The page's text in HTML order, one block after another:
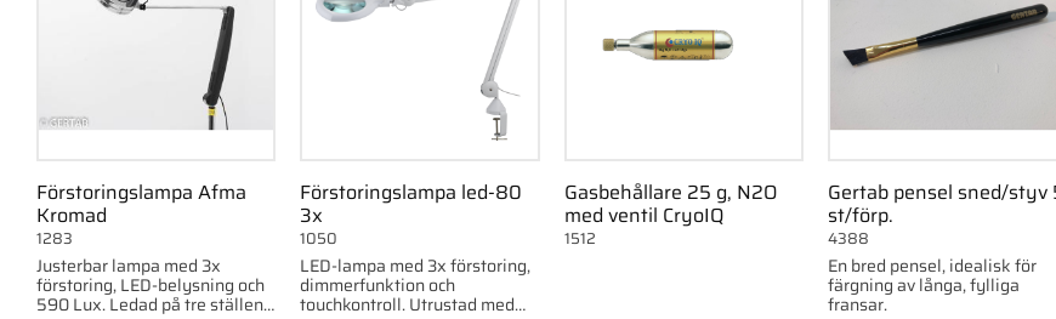
Förstoringslampa Afma
Kromad
Justerbar lampa med 3x
förstoring, LED-belysning och
590 Lux. Ledad på tre ställen
1283
Förstoringslampa led-80
3x
LED-lampa med 3x förstoring,
dimmerfunktion och
touchkontroll. Utrustad med
1050
Gasbehållare 25 g, N2O
med ventil CryoIQ
1512
Gertab pensel sned/styv
st/förp.
En bred pensel, idealisk för
färgning av långa, fylliga
fransar.
4388